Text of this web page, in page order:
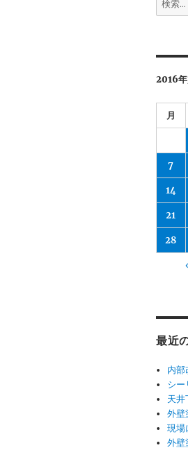
索:
2016年
月
7
14
21
28
最近
内部
シー
天井
外壁
現場
外壁